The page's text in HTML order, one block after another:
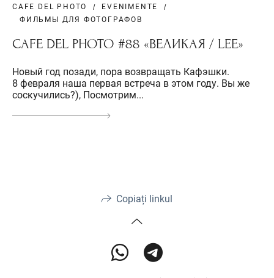
CAFE DEL PHOTO
EVENIMENTE
ФИЛЬМЫ ДЛЯ ФОТОГРАФОВ
СAFE DEL PHOTO #88 «ВЕЛИКАЯ / LEE»
Новый год позади, пора возвращать Кафэшки.
8 февраля наша первая встреча в этом году. Вы же
соскучились?), Посмотрим...
Copiați linkul